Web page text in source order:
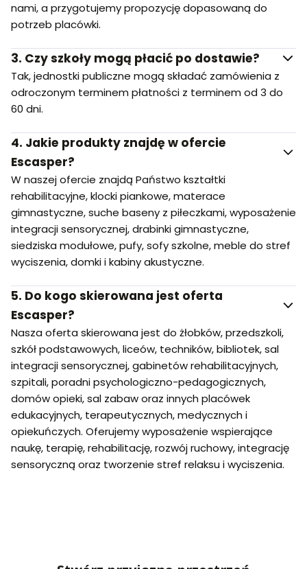
nami, a przygotujemy propozycję dopasowaną do
potrzeb placówki.
3. Czy szkoły mogą płacić po dostawie?
Tak, jednostki publiczne mogą składać zamówienia z
odroczonym terminem płatności z terminem od 3 do
60 dni.
4. Jakie produkty znajdę w ofercie
Escasper?
W naszej ofercie znajdą Państwo kształtki
rehabilitacyjne, klocki piankowe, materace
gimnastyczne, suche baseny z piłeczkami, wyposażenie
integracji sensorycznej, drabinki gimnastyczne,
siedziska modułowe, pufy, sofy szkolne, meble do stref
wyciszenia, domki i kabiny akustyczne.
5. Do kogo skierowana jest oferta
Escasper?
Nasza oferta skierowana jest do żłobków, przedszkoli,
szkół podstawowych, liceów, techników, bibliotek, sal
integracji sensorycznej, gabinetów rehabilitacyjnych,
szpitali, poradni psychologiczno-pedagogicznych,
domów opieki, sal zabaw oraz innych placówek
edukacyjnych, terapeutycznych, medycznych i
opiekuńczych. Oferujemy wyposażenie wspierające
naukę, terapię, rehabilitację, rozwój ruchowy, integrację
sensoryczną oraz tworzenie stref relaksu i wyciszenia.